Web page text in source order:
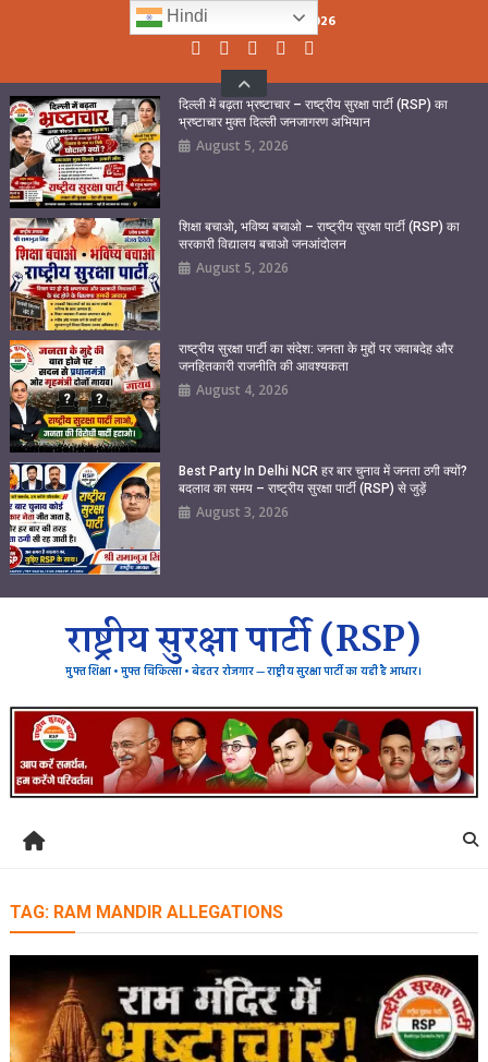
Thursday, August 06, 2026
दिल्ली में बढ़ता भ्रष्टाचार – राष्ट्रीय सुरक्षा पार्टी (RSP) का
भ्रष्टाचार मुक्त दिल्ली जनजागरण अभियान
August 5, 2026
शिक्षा बचाओ, भविष्य बचाओ – राष्ट्रीय सुरक्षा पार्टी (RSP) का
सरकारी विद्यालय बचाओ जनआंदोलन
August 5, 2026
राष्ट्रीय सुरक्षा पार्टी का संदेश: जनता के मुद्दों पर जवाबदेह और
जनहितकारी राजनीति की आवश्यकता
August 4, 2026
Best Party In Delhi NCR हर बार चुनाव में जनता ठगी क्यों?
बदलाव का समय – राष्ट्रीय सुरक्षा पार्टी (RSP) से जुड़ें
August 3, 2026
राष्ट्रीय सुरक्षा पार्टी (RSP)
मुफ्त शिक्षा • मुफ्त चिकित्सा • बेहतर रोजगार — राष्ट्रीय सुरक्षा पार्टी का यही है आधार।
TAG: RAM MANDIR ALLEGATIONS
Hindi